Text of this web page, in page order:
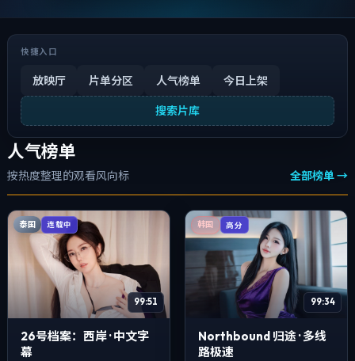
快捷入口
放映厅 片单分区 人气榜单 今日上架
搜索片库
人气榜单
按热度整理的观看风向标 全部榜单 →
泰国 连载中
99:51
26号档案：西岸 · 中文字
幕
韩国 高分
99:34
Northbound 归途 · 多线
路极速